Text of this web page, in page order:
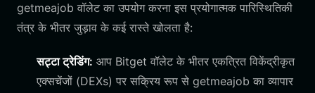
getmeajob वॉलेट का उपयोग करना इस प्रयोगात्मक पारिस्थितिकी
तंत्र के भीतर जुड़ाव के कई रास्ते खोलता है:
सट्टा ट्रेडिंग: आप Bitget वॉलेट के भीतर एकत्रित विकेंद्रीकृत
एक्सचेंजों (DEXs) पर सक्रिय रूप से getmeajob का व्यापार